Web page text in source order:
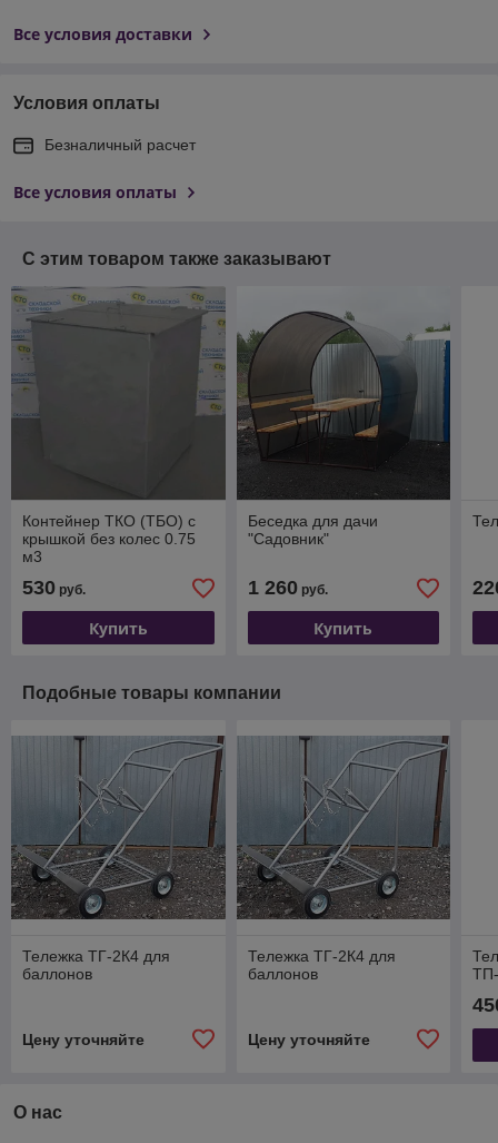
Все условия доставки
Условия оплаты
Безналичный расчет
Все условия оплаты
С этим товаром также заказывают
Контейнер ТКО (ТБО) с
крышкой без колес 0.75
м3
530 руб.
Купить
Беседка для дачи
"Садовник"
1 260руб.
Купить
Подобные товары компании
Тележка ТГ-2К4 для
баллонов
Цену уточняйте
Тележка ТГ-2К4 для
баллонов
Цену уточняйте
О нас